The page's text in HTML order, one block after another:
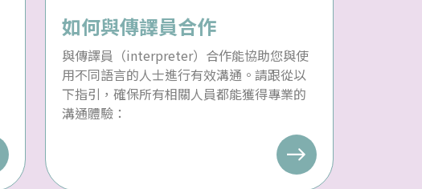
如何與傳譯員合作
與傳譯員（interpreter）合作能協助您與使
用不同語言的人士進行有效溝通。請跟從以
下指引，確保所有相關人員都能獲得專業的
溝通體驗：